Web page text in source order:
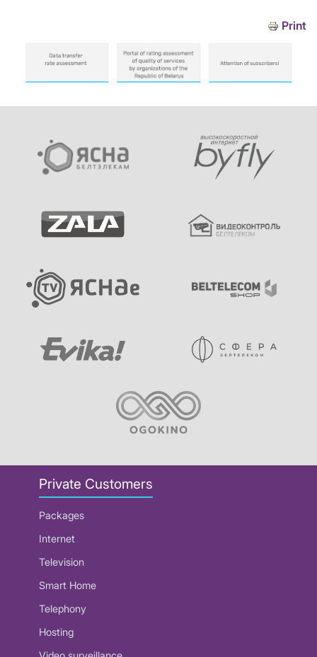
Print
Private Customers
Packages
Internet
Television
Smart Home
Telephony
Hosting